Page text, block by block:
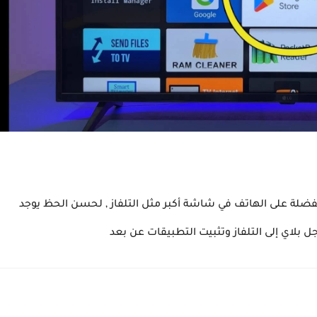
على الهاتف في شاشة أكبر مثل التلفاز , لحسن الحظ يوجد
إلى التلفاز وتثبيت التطبيقات عن بعد